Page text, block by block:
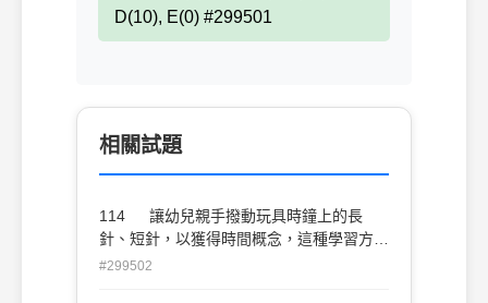
D(10), E(0) #299501
相關試題
114 讓幼兒親手撥動玩具時鐘上的長
針、短針，以獲得時間概念，這種學習方法
稱為 (A)比較法 (B)啟發探索法 (C)操作法
#299502